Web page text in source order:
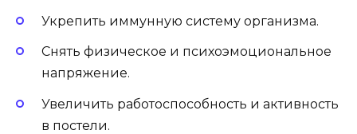
Укрепить иммунную систему организма.
Снять физическое и психоэмоциональное
напряжение.
Увеличить работоспособность и активность
в постели.